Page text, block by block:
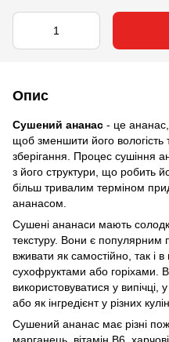
Опис
Сушений ананас - це
щоб зменшити його вологість
зберігання. Процес сушіння
з його структури, що робить
більш тривалим терміном
ананасом.
Сушені ананаси мають
текстуру. Вони є
вживати як самостійно, так і
сухофруктами або горіхами.
використовуватися у
або як інгредієнт у різних
Сушений ананас має різні
марганець, вітамін В6,